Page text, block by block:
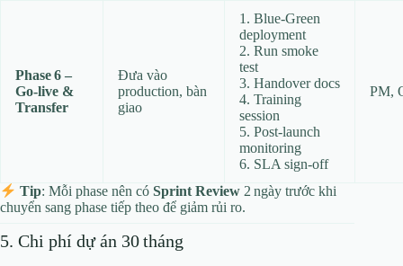
Phase 6 –
Go‑live &
Transfer
Đưa vào
production, bàn
giao
1. Blue‑Green
deployment
2. Run smoke
test
3. Handover docs
4. Training
session
5. Post‑launch
monitoring
6. SLA sign‑off
PM,
Tip: Mỗi phase nên cóSprint Review 2 ngày trước khi
chuyển sang phase tiếp theo để giảm rủi ro.
5. Chi phí dự án 30 tháng